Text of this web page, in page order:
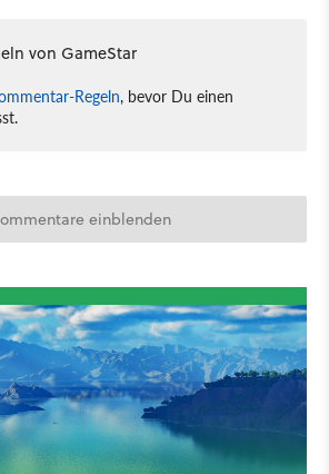
von GameStar
Regeln, bevor Du einen
einblenden